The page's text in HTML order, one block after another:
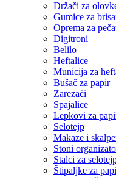
Držači za
Gumice za
Oprema za
Digitroni
Belilo
Heftalice
Municija za
Bušač za papir
Zarezači
Spajalice
Lepkovi za
Selotejp
Makaze i
Stoni
Stalci za
Štipaljke za